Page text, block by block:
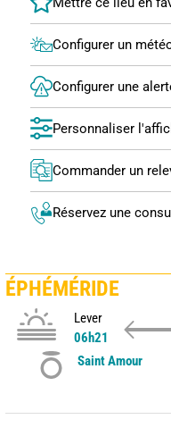
Configurer un
Configurer une
Personnaliser
Commander un
Réservez une
ÉPHÉMÉRIDE
Lever
06h21
Saint Amour